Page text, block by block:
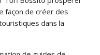
façon de créer des
dans la